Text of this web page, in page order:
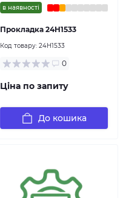
в наявності
Прокладка 24H1533
Код товару: 24H1533
0
Ціна по запиту
До кошика